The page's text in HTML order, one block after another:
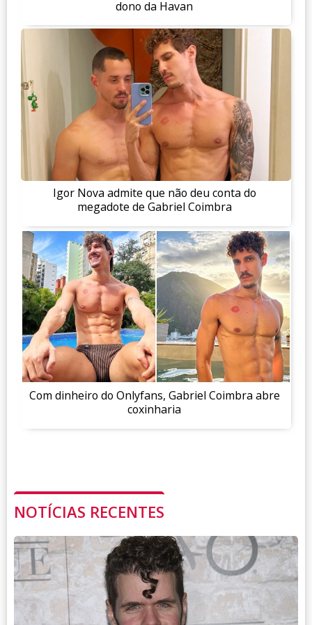
dono da Havan
Igor Nova admite que não deu conta do
megadote de Gabriel Coimbra
Com dinheiro do Onlyfans, Gabriel Coimbra abre
coxinharia
NOTÍCIAS RECENTES